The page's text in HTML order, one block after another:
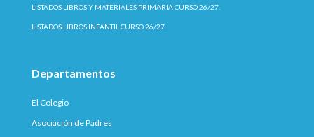
LISTADOS LIBROS Y MATERIALES PRIMARIA CURSO 26/27.
LISTADOS LIBROS INFANTIL CURSO 26/27.
Departamentos
El Colegio
Asociación de Padres